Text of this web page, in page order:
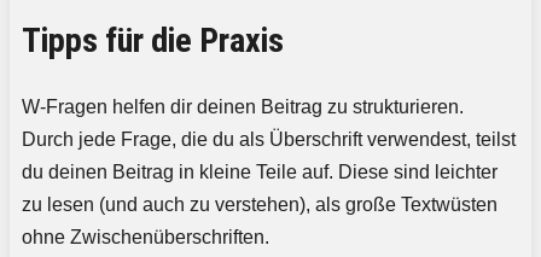
Tipps für die Praxis
W-Fragen helfen dir deinen Beitrag zu strukturieren.
Durch jede Frage, die du als Überschrift verwendest, teilst
du deinen Beitrag in kleine Teile auf. Diese sind leichter
zu lesen (und auch zu verstehen), als große Textwüsten
ohne Zwischenüberschriften.